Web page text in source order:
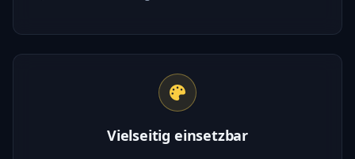
Vielseitig einsetzbar